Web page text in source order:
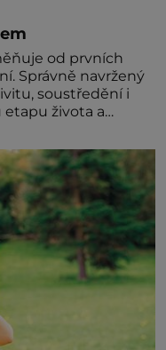
od prvních
Správně navržený
soustředění i
života a
proto by pokoj
klidně a útulně.